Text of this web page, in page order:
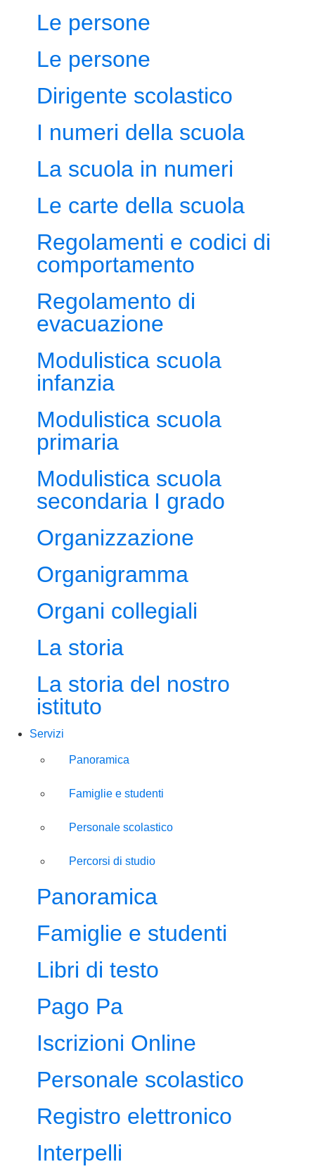
Le persone
Le persone
Dirigente scolastico
I numeri della scuola
La scuola in numeri
Le carte della scuola
Regolamenti e codici di
comportamento
Regolamento di
evacuazione
Modulistica scuola
infanzia
Modulistica scuola
primaria
Modulistica scuola
secondaria I grado
Organizzazione
Organigramma
Organi collegiali
La storia
La storia del nostro
istituto
Servizi
Panoramica
Famiglie e studenti
Personale scolastico
Percorsi di studio
Panoramica
Famiglie e studenti
Libri di testo
Pago Pa
Iscrizioni Online
Personale scolastico
Registro elettronico
Interpelli